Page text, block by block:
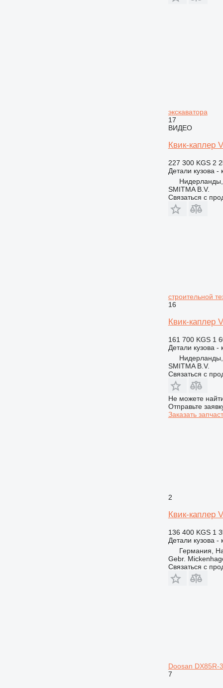
экскаватора
17
ВИДЕО
Квик-каплер
227 300 KGS 2
Детали кузова -
SMITMA B.V.
Связаться с
строительной
16
Квик-каплер
161 700 KGS 1
Детали кузова -
SMITMA B.V.
Связаться с
Не можете
Отправьте
Заказать
2
Квик-каплер
136 400 KGS 1
Детали кузова -
Германия,
Gebr.
Связаться с
Doosan DX85R-3
7